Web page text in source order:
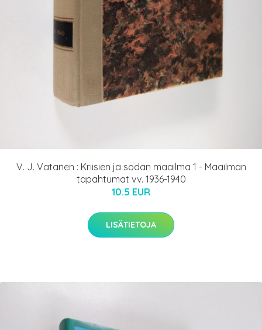
V. J. Vatanen : Kriisien ja sodan maailma 1 - Maailman
tapahtumat vv. 1936-1940
10.5 EUR
LISÄTIETOJA